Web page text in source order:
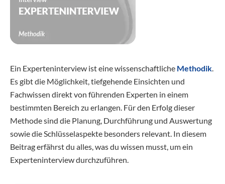
Ein Experteninterview ist eine wissenschaftliche Methodik.
Es gibt die Möglichkeit, tiefgehende Einsichten und
Fachwissen direkt von führenden Experten in einem
bestimmten Bereich zu erlangen. Für den Erfolg dieser
Methode sind die Planung, Durchführung und Auswertung
sowie die Schlüsselaspekte besonders relevant. In diesem
Beitrag erfährst du alles, was du wissen musst, um ein
Experteninterview durchzuführen.